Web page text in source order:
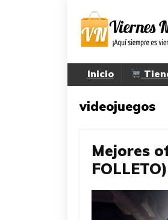
Inicio
videojuegos
Mejores
FOLLETO)